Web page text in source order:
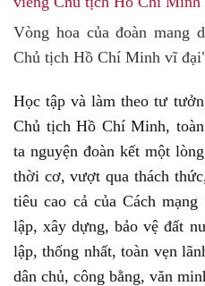
Vòng hoa của đoàn
Chủ tịch Hồ Chí Minh vĩ
Học tập và làm theo tư
Chủ tịch Hồ Chí Minh,
ta nguyện đoàn kết một
thời cơ, vượt qua thách
tiêu cao cả của Cách
lập, xây dựng, bảo vệ đất
lập, thống nhất, toàn vẹn
dân chủ, công bằng, văn